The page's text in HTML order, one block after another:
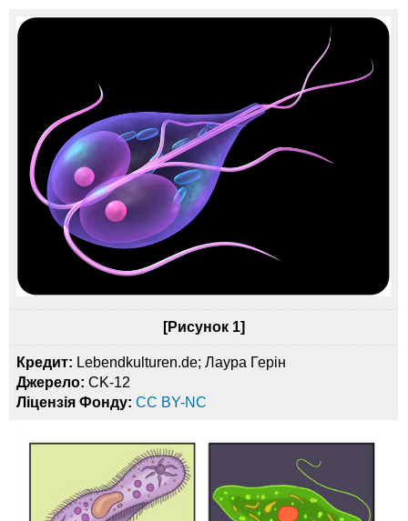
[Рисунок 1]
Кредит: Lebendkulturen.de; Лаура Герін
Джерело: CK-12
Ліцензія Фонду: CC BY-NC